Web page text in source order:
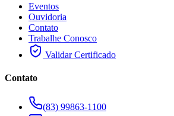
Eventos
Ouvidoria
Contato
Trabalhe Conosco
Validar Certificado
Contato
(83) 99863-1100